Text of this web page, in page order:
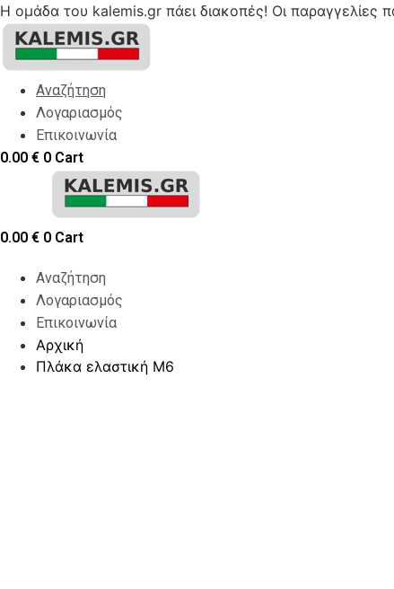
Η ομάδα του kalemis.gr πάει διακοπές! Οι
Skip
content
Αναζήτηση
Λογαριασμός
Επικοινωνία
0.00 € 0 Cart
0.00 € 0 Cart
Αναζήτηση
Λογαριασμός
Επικοινωνία
Αρχική
Πλάκα ελαστική M6